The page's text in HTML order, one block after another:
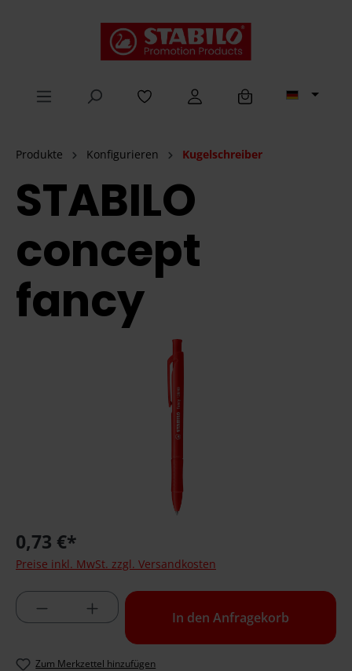
Produkte Konfigurieren Kugelschreiber
STABILO
concept
fancy
0,73 €*
Preise inkl. MwSt. zzgl. Versandkosten
Produktmenge: Geben Sie die
In den Anfragekorb
Zum Merkzettel hinzufügen